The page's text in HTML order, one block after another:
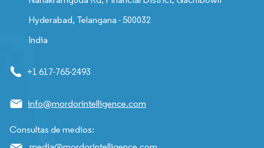
Hyderabad, Telangana - 500032
India
+1 617-765-2493
info@mordorintelligence.com
Consultas de medios: